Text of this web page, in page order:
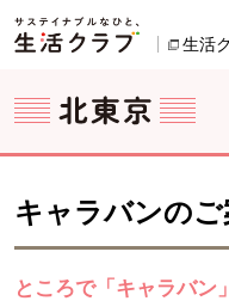
ページの先頭です。
生活
ここからサイト内共通メ
サイト内共通メニューを
サイト内共通メニューここ
キャラバンのご
ところで「キャラバン